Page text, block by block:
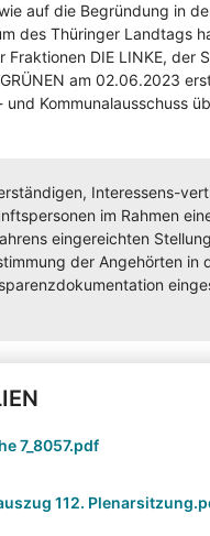
auf die Begründung in
des Thüringer Landtags
DIE LINKE, der
am 02.06.2023
Kommunalausschuss
Interessens-
im Rahmen
eingereichten
der Angehörten in
7_8057.pdf
112.